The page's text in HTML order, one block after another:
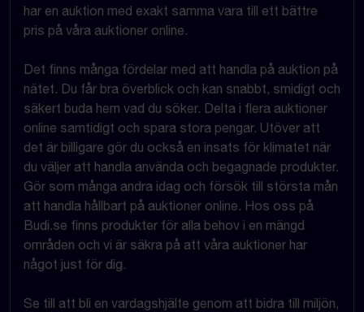
har en auktion med exakt samma vara till ett bättre
pris på våra auktioner online.
Det finns många fördelar med att handla på auktion på
nätet. Du får bra överblick och kan snabbt, smidigt och
säkert buda hem vad du söker. Delta i flera auktioner
online samtidigt och spara stora pengar. Utöver att
det är billigare gör du också en insats för klimatet när
du väljer att handla använda och begagnade produkter.
Gör som många andra idag och försök till största mån
att handla hållbart på auktioner online. Hos oss på
Budi.se finns produkter för alla behov i en mängd
områden och vi är säkra på att våra auktioner har
något just för dig.
Se till att bli en vardagshjälte genom att bidra till miljön,